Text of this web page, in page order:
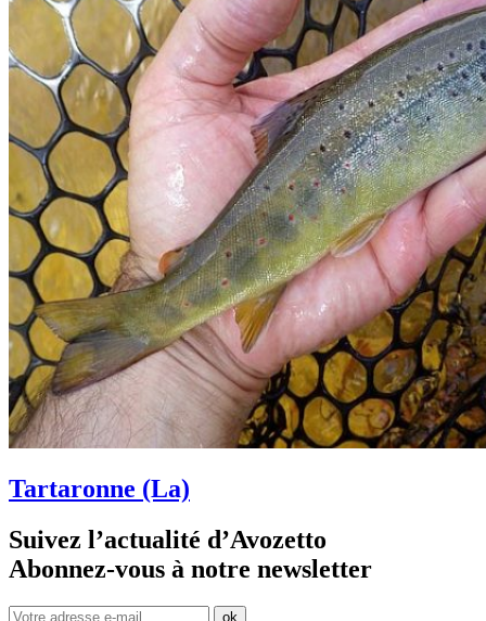
Tartaronne (La)
Suivez l’actualité d’Avozetto
Abonnez-vous à notre newsletter